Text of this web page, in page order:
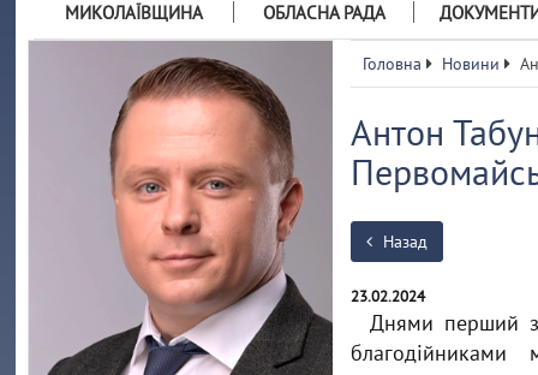
МИКОЛАЇВЩИНА ОБЛАСНА РАДА
Головна Новини
Антон
Назад
23.02.2024
Днями перший
благодійниками